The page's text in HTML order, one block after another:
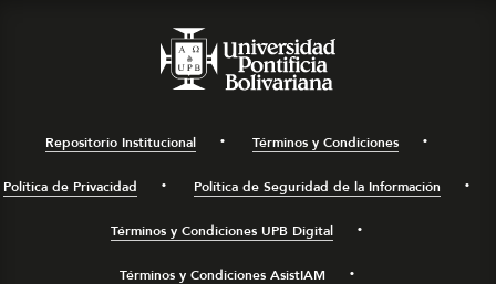
Repositorio Institucional Términos y Condiciones
Política de Privacidad Política de Seguridad de la Información
Términos y Condiciones UPB Digital
Términos y Condiciones AsistIAM